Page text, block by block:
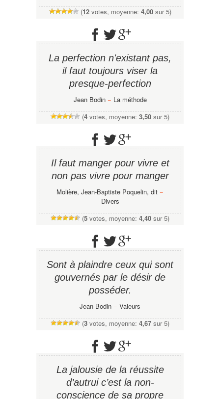
(12votes, moyenne: 4,00sur 5)
La perfection n'existant pas,
il faut toujours viser la
presque-perfection
Jean Bodin− La méthode
(4 votes, moyenne: 3,50 sur 5)
Il faut manger pour vivre et
non pas vivre pour manger
Molière, Jean-Baptiste Poquelin, dit −
Divers
(5 votes, moyenne: 4,40 sur 5)
Sont à plaindre ceux qui sont
gouvernés par le désir de
posséder.
Jean Bodin − Valeurs
(3 votes, moyenne: 4,67 sur 5)
La jalousie de la réussite
d’autrui c’est la non-
conscience de sa propre